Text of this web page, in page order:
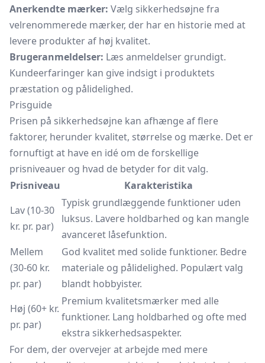
Anerkendte mærker: Vælg sikkerhedsøjne fra
velrenommerede mærker, der har en historie med at
levere produkter af høj kvalitet.
Brugeranmeldelser: Læs anmeldelser grundigt.
Kundeerfaringer kan give indsigt i produktets
præstation og pålidelighed.
Prisguide
Prisen på sikkerhedsøjne kan afhænge af flere
faktorer, herunder kvalitet, størrelse og mærke. Det er
fornuftigt at have en idé om de forskellige
prisniveauer og hvad de betyder for dit valg.
Prisniveau
Karakteristika
Lav (10-30
kr. pr. par)
Typisk grundlæggende funktioner uden
luksus. Lavere holdbarhed og kan mangle
avanceret låsefunktion.
Mellem
(30-60 kr.
pr. par)
God kvalitet med solide funktioner. Bedre
materiale og pålidelighed. Populært valg
blandt hobbyister.
Høj (60+ kr.
pr. par)
Premium kvalitetsmærker med alle
funktioner. Lang holdbarhed og ofte med
ekstra sikkerhedsaspekter.
For dem, der overvejer at arbejde med mere